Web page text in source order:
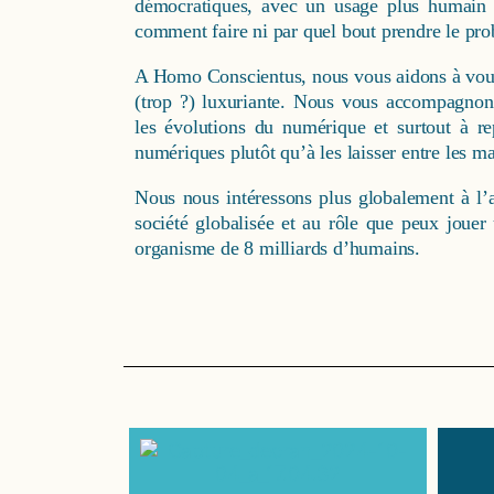
démocratiques, avec un usage plus
comment faire ni par quel bout prendre le
A Homo Conscientus, nous vous aidons à
(trop ?) luxuriante. Nous vous
les évolutions du numérique et surtout à
numériques plutôt qu’à les laisser entre les
Nous nous intéressons plus globalement à
société globalisée et au rôle que peux
organisme de 8 milliards d’humains.